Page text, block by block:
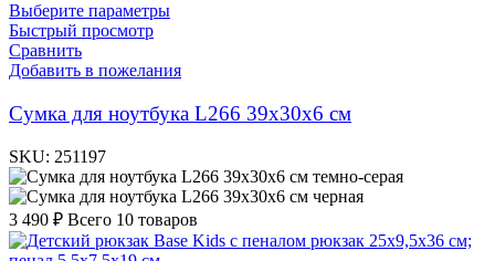
Выберите параметры
Быстрый просмотр
Сравнить
Добавить в пожелания
Cумка для ноутбука L266 39х30х6 см
SKU: 251197
темно-серая
черная
3 490 ₽ Всего 10 товаров